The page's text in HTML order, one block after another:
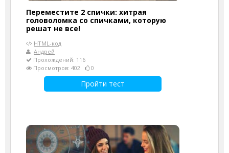
Переместите 2 спички: хитрая
головоломка со спичками, которую
решат не все!
HTML-код
Андрей
Прохождений: 116
Просмотров: 402
0
Пройти тест